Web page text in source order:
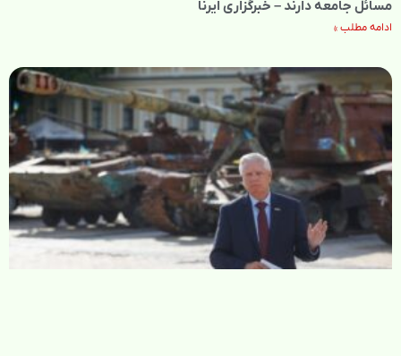
مسائل جامعه دارند – خبرگزاری ایرنا
ادامه مطلب »